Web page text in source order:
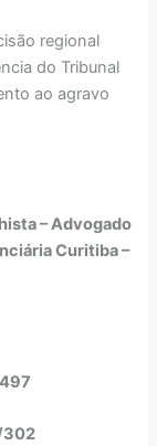
regional
do Tribunal
ao agravo
– Advogado
Curitiba –
302